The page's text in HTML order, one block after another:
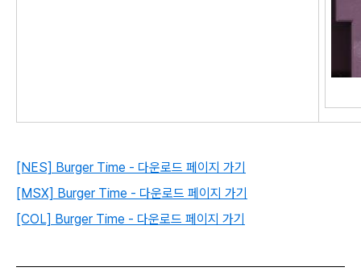
[NES] Burger Time - 다운로드 페이지 가기
[MSX] Burger Time - 다운로드 페이지 가기
[COL] Burger Time - 다운로드 페이지 가기